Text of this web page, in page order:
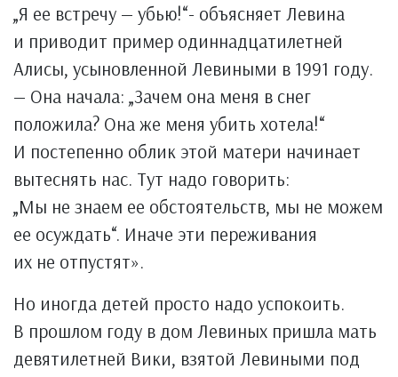
„Я ее встречу — убью!“- объясняет Левина
и приводит пример одиннадцатилетней
Алисы, усыновленной Левиными в 1991 году.
— Она начала: „Зачем она меня в снег
положила? Она же меня убить хотела!“
И постепенно облик этой матери начинает
вытеснять нас. Тут надо говорить:
„Мы не знаем ее обстоятельств, мы не можем
ее осуждать“. Иначе эти переживания
их не отпустят».
Но иногда детей просто надо успокоить.
В прошлом году в дом Левиных пришла мать
девятилетней Вики, взятой Левиными под